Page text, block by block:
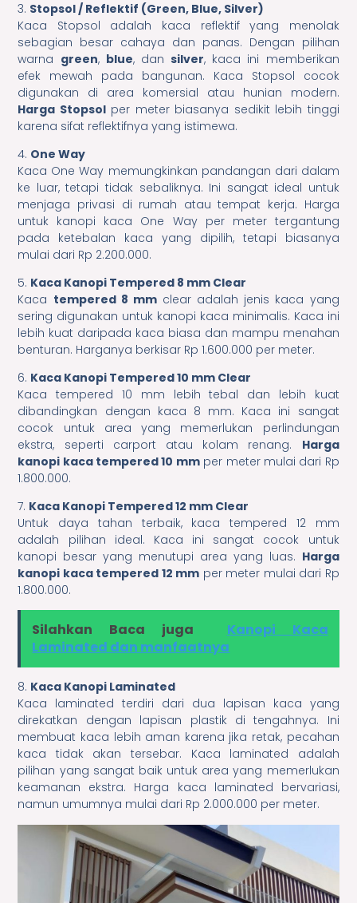
3. Stopsol / Reflektif (Green, Blue, Silver)
Kaca Stopsol adalah kaca reflektif yang menolak
sebagian besar cahaya dan panas. Dengan pilihan
warna green, blue, dansilver, kaca ini memberikan
efek mewah pada bangunan. Kaca Stopsol cocok
digunakan di area komersial atau hunian modern.
Harga Stopsolper meter biasanya sedikit lebih tinggi
karena sifat reflektifnya yang istimewa.
4. One Way
Kaca One Way memungkinkan pandangan dari dalam
ke luar, tetapi tidak sebaliknya. Ini sangat ideal untuk
menjaga privasi di rumah atau tempat kerja. Harga
untuk kanopi kaca One Way per meter tergantung
pada ketebalan kaca yang dipilih, tetapi biasanya
mulai dari Rp 2.200.000.
5. Kaca Kanopi Tempered 8 mm Clear
Kaca tempered 8 mmclear adalah jenis kaca yang
sering digunakan untuk kanopi kaca minimalis. Kaca ini
lebih kuat daripada kaca biasa dan mampu menahan
benturan. Harganya berkisar Rp 1.600.000 per meter.
6. Kaca Kanopi Tempered 10 mm Clear
Kaca tempered 10 mm lebih tebal dan lebih kuat
dibandingkan dengan kaca 8 mm. Kaca ini sangat
cocok untuk area yang memerlukan perlindungan
ekstra, seperti carport atau kolam renang. Harga
kanopi kaca tempered 10 mmper meter mulai dari Rp
1.800.000.
7. Kaca Kanopi Tempered 12 mm Clear
Untuk daya tahan terbaik, kaca tempered 12 mm
adalah pilihan ideal. Kaca ini sangat cocok untuk
kanopi besar yang menutupi area yang luas. Harga
kanopi kaca tempered 12 mm per meter mulai dari Rp
1.800.000.
Silahkan Baca juga
Kanopi Kaca
Laminated dan manfaatnya
8. Kaca Kanopi Laminated
Kaca laminated terdiri dari dua lapisan kaca yang
direkatkan dengan lapisan plastik di tengahnya. Ini
membuat kaca lebih aman karena jika retak, pecahan
kaca tidak akan tersebar. Kaca laminated adalah
pilihan yang sangat baik untuk area yang memerlukan
keamanan ekstra. Harga kaca laminated bervariasi,
namun umumnya mulai dari Rp 2.000.000 per meter.